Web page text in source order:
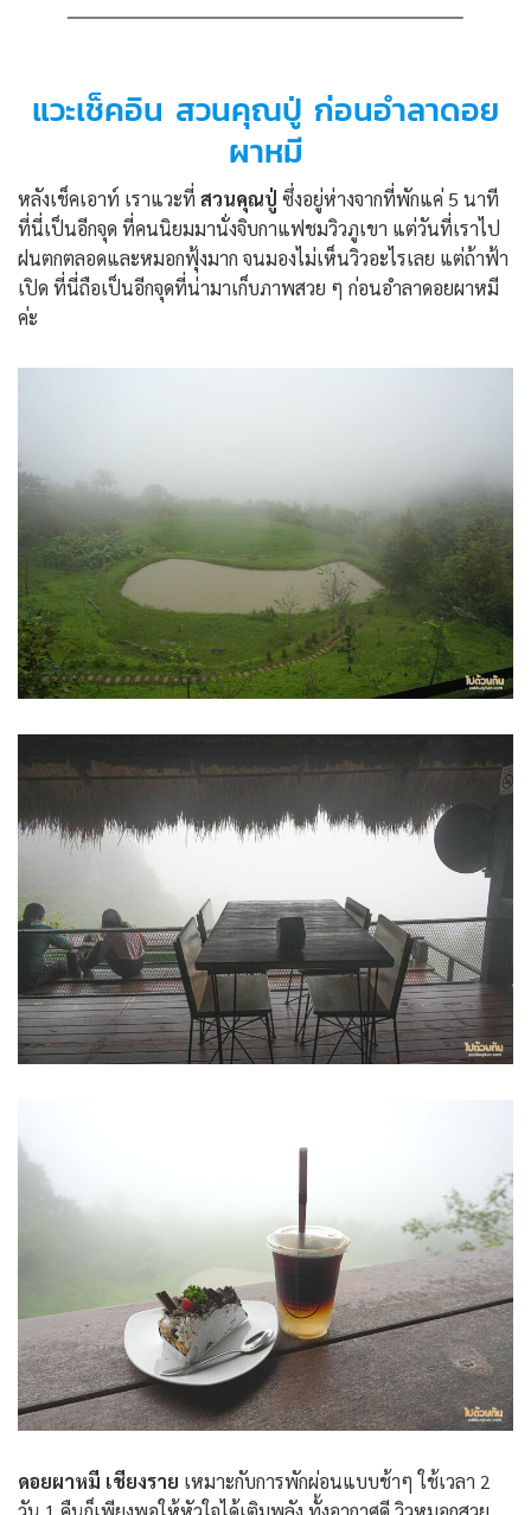
แวะเช็คอิน สวนคุณปู่ ก่อนอำลาดอย
ผาหมี
หลังเช็คเอาท์ เราแวะที่ สวนคุณปู่ ซึ่งอยู่ห่างจากที่พักแค่ 5 นาที
ที่นี่เป็นอีกจุด ที่คนนิยมมานั่งจิบกาแฟชมวิวภูเขา แต่วันที่เราไป
ฝนตกตลอดและหมอกฟุ้งมาก จนมองไม่เห็นวิวอะไรเลย แต่ถ้าฟ้า
เปิด ที่นี่ถือเป็นอีกจุดที่น่ามาเก็บภาพสวย ๆ ก่อนอำลาดอยผาหมี
ค่ะ
ดอยผาหมี เชียงราย เหมาะกับการพักผ่อนแบบช้าๆ ใช้เวลา 2